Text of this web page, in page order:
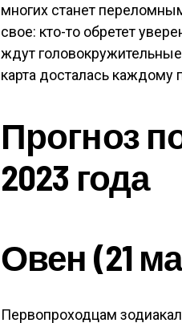
многих станет
свое: кто-то обретет
ждут
карта досталась каждому
Прогноз
2023 года
Овен (21
Первопроходцам